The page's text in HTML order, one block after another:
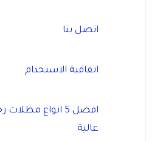
اتصل بنا
اتفاقية الاستخدام
افضل 5 انواع
عالية